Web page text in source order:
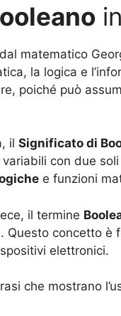
matematico
la logica e
poiché può
il Significato di
con due
e funzioni
il termine
Questo concetto è
elettronici.
che mostrano